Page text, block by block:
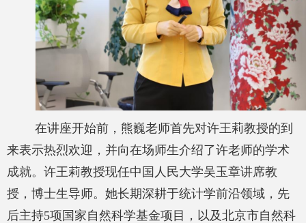
在讲座开始前，熊巍老师首先对许王莉教授的到
来表示热烈欢迎，并向在场师生介绍了许老师的学术
成就。许王莉教授现任中国人民大学吴玉章讲席教
授，博士生导师。她长期深耕于统计学前沿领域，先
后主持5项国家自然科学基金项目，以及北京市自然科